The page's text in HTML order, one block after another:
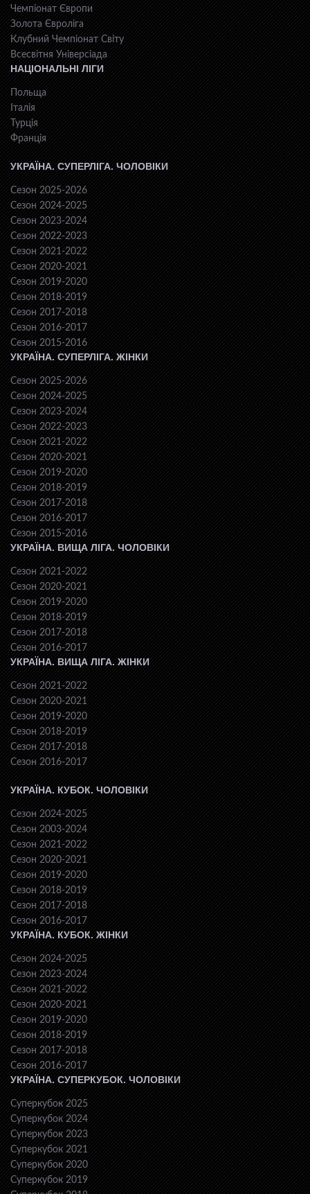
Чемпіонат Європи
Золота Євроліга
Клубний Чемпіонат Світу
Всесвiтня Унiверсiaда
НАЦІОНАЛЬНІ ЛІГИ
Польща
Італія
Турція
Франція
УКРАЇНА. СУПЕРЛІГА. ЧОЛОВІКИ
Сезон 2025-2026
Сезон 2024-2025
Сезон 2023-2024
Сезон 2022-2023
Сезон 2021-2022
Сезон 2020-2021
Сезон 2019-2020
Сезон 2018-2019
Сезон 2017-2018
Сезон 2016-2017
Сезон 2015-2016
УКРАЇНА. СУПЕРЛІГА. ЖІНКИ
Сезон 2025-2026
Сезон 2024-2025
Сезон 2023-2024
Сезон 2022-2023
Сезон 2021-2022
Сезон 2020-2021
Сезон 2019-2020
Сезон 2018-2019
Сезон 2017-2018
Сезон 2016-2017
Сезон 2015-2016
УКРАЇНА. ВИЩА ЛІГА. ЧОЛОВІКИ
Сезон 2021-2022
Сезон 2020-2021
Сезон 2019-2020
Сезон 2018-2019
Сезон 2017-2018
Сезон 2016-2017
УКРАЇНА. ВИЩА ЛІГА. ЖІНКИ
Сезон 2021-2022
Сезон 2020-2021
Сезон 2019-2020
Сезон 2018-2019
Сезон 2017-2018
Сезон 2016-2017
УКРАЇНА. КУБОК. ЧОЛОВІКИ
Сезон 2024-2025
Сезон 2003-2024
Сезон 2021-2022
Сезон 2020-2021
Сезон 2019-2020
Сезон 2018-2019
Сезон 2017-2018
Сезон 2016-2017
УКРАЇНА. КУБОК. ЖІНКИ
Сезон 2024-2025
Сезон 2023-2024
Сезон 2021-2022
Сезон 2020-2021
Сезон 2019-2020
Сезон 2018-2019
Сезон 2017-2018
Сезон 2016-2017
УКРАЇНА. СУПЕРКУБОК. ЧОЛОВІКИ
Суперкубок 2025
Суперкубок 2024
Суперкубок 2023
Суперкубок 2021
Суперкубок 2020
Суперкубок 2019